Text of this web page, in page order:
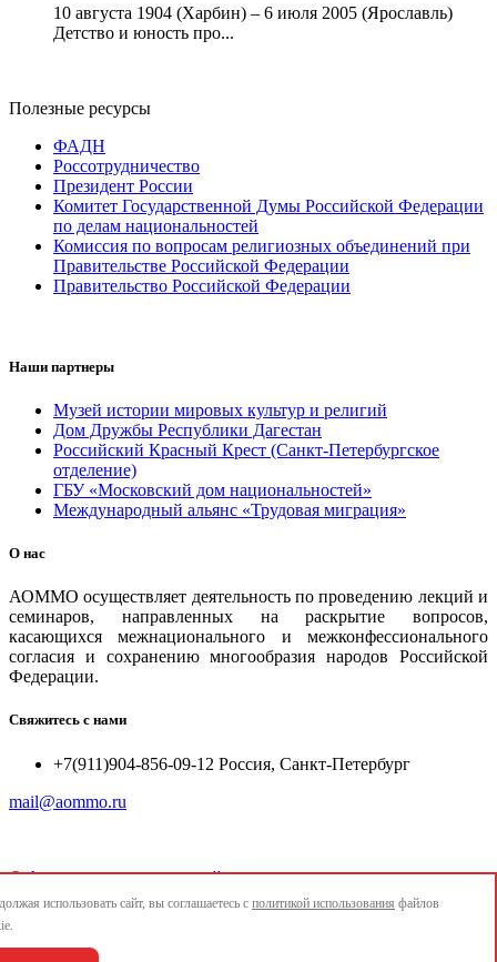
10 августа 1904 (Харбин) – 6 июля 2005 (Ярославль)
Детство и юность про...
Полезные ресурсы
ФАДН
Россотрудничество
Президент России
Комитет Государственной Думы Российской Федерации
по делам национальностей
Комиссия по вопросам религиозных объединений при
Правительстве Российской Федерации
Правительство Российской Федерации
Наши партнеры
Музей истории мировых культур и религий
Дом Дружбы Республики Дагестан
Российский Красный Крест (Санкт-Петербургское
отделение)
ГБУ «Московский дом национальностей»
Международный альянс «Трудовая миграция»
О нас
АОММО осуществляет деятельность по проведению лекций и
семинаров, направленных на раскрытие вопросов,
касающихся межнационального и межконфессионального
согласия и сохранению многообразия народов Российской
Федерации.
Свяжитесь с нами
+7(911)904-856-09-12 Россия, Санкт-Петербург
mail@aommo.ru
© Ассоциация организаций по реализации национальных
проектов и достижению национальных целей развития
mail@aommo.ru
использовать сайт, вы соглашаетесь с политикой использования файлов